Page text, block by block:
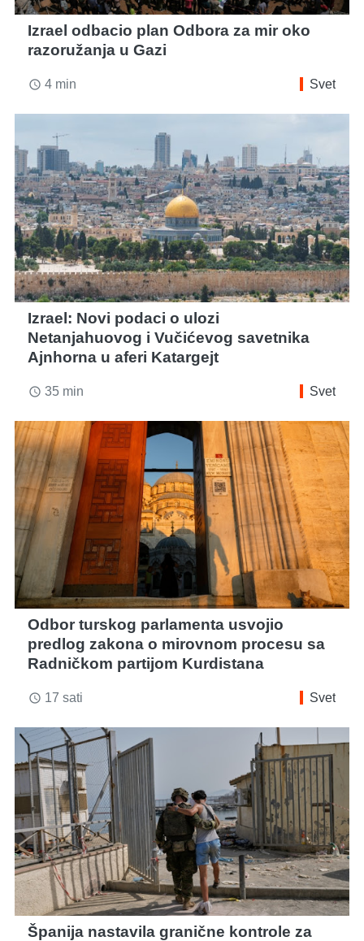
Izrael odbacio plan Odbora za mir oko
razoružanja u Gazi
access_time 4 min Svet
Izrael: Novi podaci o ulozi
Netanjahuovog i Vučićevog savetnika
Ajnhorna u aferi Katargejt
access_time 35 min Svet
Odbor turskog parlamenta usvojio
predlog zakona o mirovnom procesu sa
Radničkom partijom Kurdistana
access_time 17 sati Svet
Španija nastavila granične kontrole za